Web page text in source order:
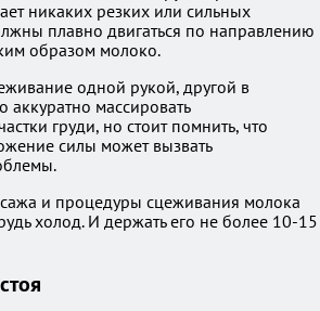
никаких резких или сильных
плавно двигаться по направлению
образом молоко.
одной рукой, другой в
аккуратно массировать
груди, но стоит помнить, что
силы может вызвать
и процедуры сцеживания молока
холод. И держать его не более 10-15